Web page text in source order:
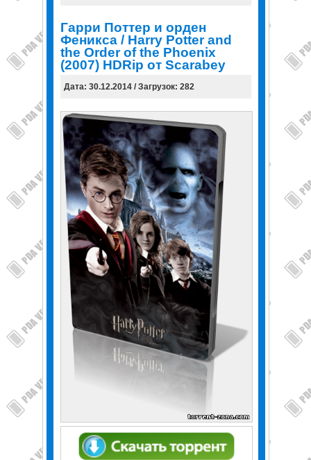
Гарри Поттер и орден
Феникса / Harry Potter and
the Order of the Phoenix
(2007) HDRip от Scarabey
Дата: 30.12.2014 / Загрузок: 282